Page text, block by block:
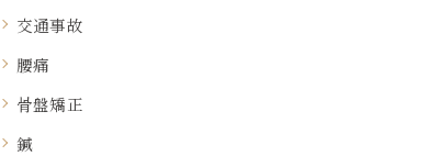
交通事故
腰痛
骨盤矯正
鍼